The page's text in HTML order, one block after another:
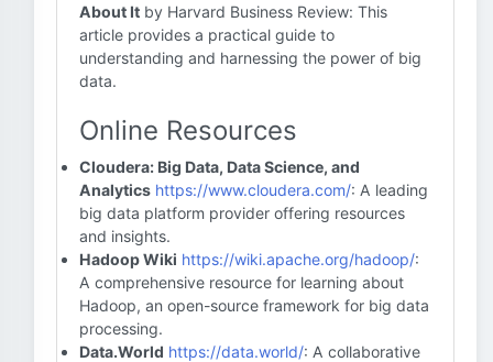
About It by Harvard Business Review: This
article provides a practical guide to
understanding and harnessing the power of big
data.
Online Resources
Cloudera: Big Data, Data Science, and
Analytics https://www.cloudera.com/: A leading
big data platform provider offering resources
and insights.
Hadoop Wiki https://wiki.apache.org/hadoop/:
A comprehensive resource for learning about
Hadoop, an open-source framework for big data
processing.
Data.World https://data.world/: A collaborative